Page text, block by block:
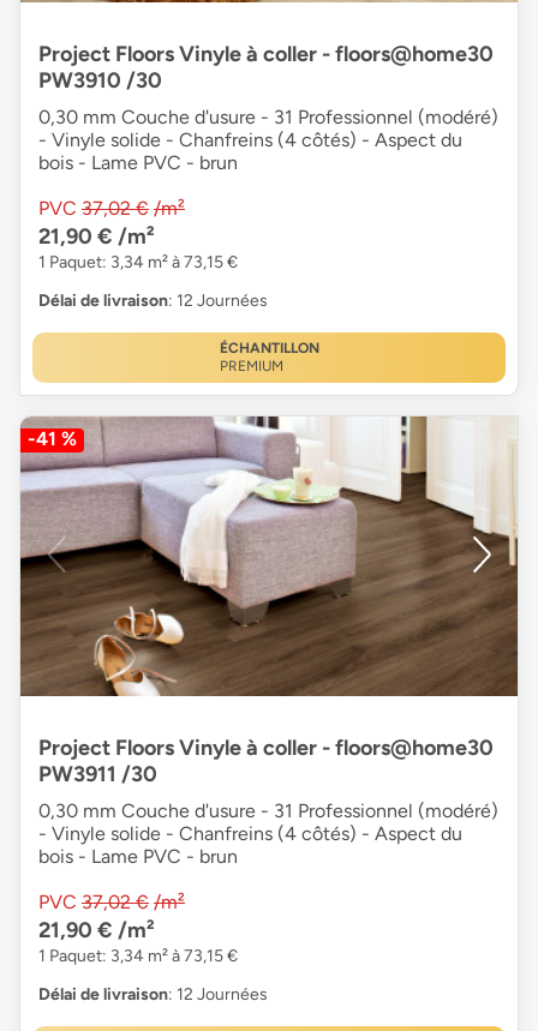
Project Floors Vinyle à coller - floors@home30
PW3910 /30
0,30 mm Couche d'usure - 31 Professionnel (modéré)
- Vinyle solide - Chanfreins (4 côtés) - Aspect du
bois - Lame PVC - brun
PVC 37,02 € /m²
21,90 € /m²
1 Paquet: 3,34 m² à 73,15 €
Délai de livraison: 12 Journées
ÉCHANTILLON
PREMIUM
-41 %
Project Floors Vinyle à coller - floors@home30
PW3911 /30
0,30 mm Couche d'usure - 31 Professionnel (modéré)
- Vinyle solide - Chanfreins (4 côtés) - Aspect du
bois - Lame PVC - brun
PVC 37,02 € /m²
21,90 € /m²
1 Paquet: 3,34 m² à 73,15 €
Délai de livraison: 12 Journées